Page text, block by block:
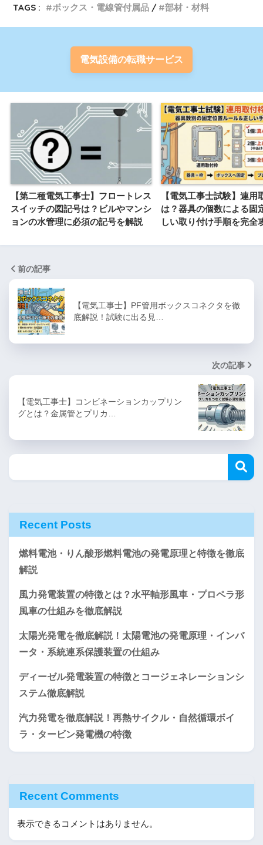
TAGS :
ボックス・電線管付属品 部材・材料
電気設備の転職サービス
【第二種電気工事士】フロートレス
スイッチの図記号は？ビルやマンシ
ョンの水管理に必須の記号を解説
【電気工事士試験】連用
は？器具の個数による固
しい取り付け手順を完全
前の記事
【電気工事士】PF管用ボックスコネクタを徹
底解説！試験に出る見…
次の記事
【電気工事士】コンビネーションカップリン
グとは？金属管とプリカ…
Recent Posts
燃料電池・りん酸形燃料電池の発電原理と特徴を徹底
解説
風力発電装置の特徴とは？水平軸形風車・プロペラ形
風車の仕組みを徹底解説
太陽光発電を徹底解説！太陽電池の発電原理・インバ
ータ・系統連系保護装置の仕組み
ディーゼル発電装置の特徴とコージェネレーションシ
ステム徹底解説
汽力発電を徹底解説！再熱サイクル・自然循環ボイ
ラ・タービン発電機の特徴
Recent Comments
表示できるコメントはありません。